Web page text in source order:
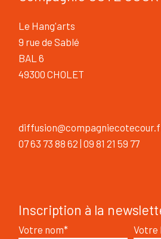
Le Hang'arts
9 rue de Sablé
BAL 6
49300 CHOLET
07 63 73 88 62 | 09 81 21 59 77
Inscription à la
Votre nom* Votre